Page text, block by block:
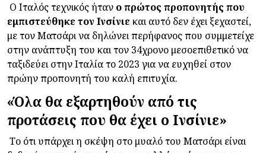
Ο Ιταλός τεχνικός ήταν ο πρώτος προπονητής που
εμπιστεύθηκε τον Ινσίνιε και αυτό δεν έχει ξεχαστεί,
με τον Ματσάρι να δηλώνει περήφανος που συμμετείχε
στην ανάπτυξη του και τον 34χρονο μεσοεπιθετικό να
ταξιδεύει στην Ιταλία το 2023 για να ευχηθεί στον
πρώην προπονητή του καλή επιτυχία.
«Όλα θα εξαρτηθούν από τις
προτάσεις που θα έχει ο Ινσίνιε»
Το ότι υπάρχει η σκέψη στο μυαλό του Ματσάρι είναι